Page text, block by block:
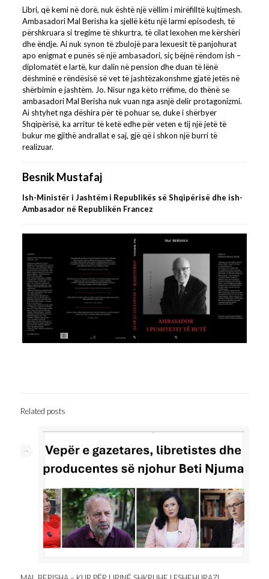
Libri, që kemi në dorë, nuk është një vëllim i mirëfilltë kujtimesh.
Ambasadori Mal Berisha ka sjellë këtu një larmi episodesh, të
përshkruara si tregime të shkurtra, të cilat lexohen me kërshëri
dhe ëndje. Ai nuk synon të zbulojë para lexuesit të panjohurat
apo enigmat e punës së një ambasadori, siç bëjnë rëndom ish –
diplomatët e lartë, kur dalin në pension dhe duan të lënë
dëshminë e rëndësisë së vet të jashtëzakonshme gjatë jetës në
shërbimin e jashtëm. Jo. Nisur nga këto rrëfime, do thënë se
ambasadori Mal Berisha nuk vuan nga asnjë delir protagonizmi.
Ai shtyhet nga dëshira për të pohuar se, duke i shërbyer
Shqipërisë, ka arritur të ketë edhe për veten e tij një jetë të
bukur me gjithë andrallat e saj, gjë që i shkon një burri të
realizuar.
Besnik Mustafaj
Ish-Ministër i Jashtëm i Republikës së Shqipërisë dhe ish-
Ambasador në Republikën Francez
Related posts
--